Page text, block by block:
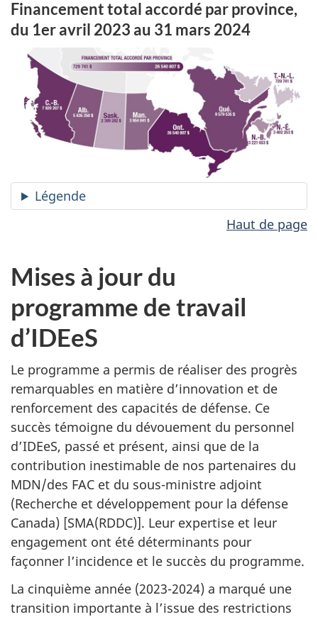
Financement total accordé par province,
du 1er avril 2023 au 31 mars 2024
Légende
Haut de page
Mises à jour du
programme de travail
d’IDEeS
Le programme a permis de réaliser des progrès
remarquables en matière d’innovation et de
renforcement des capacités de défense. Ce
succès témoigne du dévouement du personnel
d’IDEeS, passé et présent, ainsi que de la
contribution inestimable de nos partenaires du
MDN/des FAC et du sous-ministre adjoint
(Recherche et développement pour la défense
Canada) [SMA(RDDC)]. Leur expertise et leur
engagement ont été déterminants pour
façonner l’incidence et le succès du programme.
La cinquième année (2023-2024) a marqué une
transition importante à l’issue des restrictions